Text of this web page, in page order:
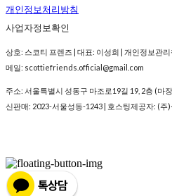
개인정보처리방침
사업자정보확인
상호: 스코티 프렌즈 | 대표: 이성희 | 개인정보관
메일: scottiefriends.official@gmail.com
주소: 서울특별시 성동구 마조로19길 19, 2층 (마
신판매: 2023-서울성동-1243 | 호스팅제공자: (주